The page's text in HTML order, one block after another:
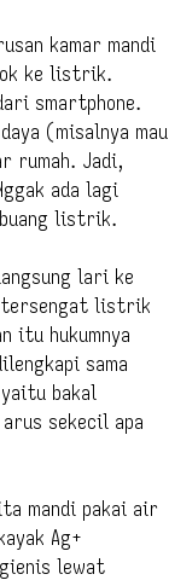
kamar mandi
ke listrik.
smartphone.
(misalnya mau
rumah. Jadi,
ada lagi
listrik.
lari ke
tersengat listrik
itu hukumnya
sama
bakal
sekecil apa
mandi pakai air
Ag+
lewat